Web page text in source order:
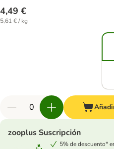
4,49 €
5,61 € / kg
zooplus Suscripción
5% de descuento*